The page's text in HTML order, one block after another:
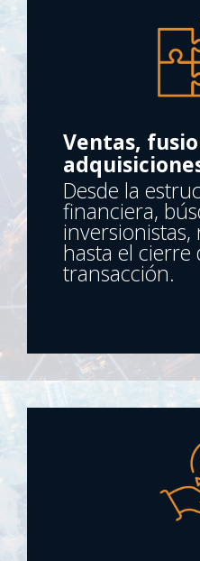
Ventas,
Desde la
financiera,
inversionistas,
hasta el cierre
transacción.